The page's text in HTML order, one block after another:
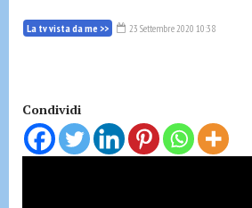
tLa tv vista da me >> 23 Settembre 2020 10:38
Condividi